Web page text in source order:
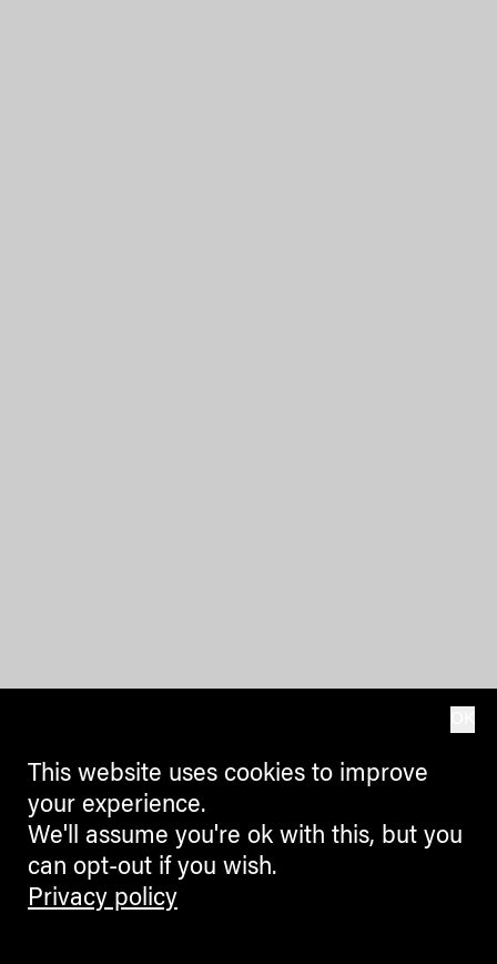
This website uses cookies to improve
your experience.
We'll assume you're ok with this, but you
can opt-out if you wish.
Privacy policy